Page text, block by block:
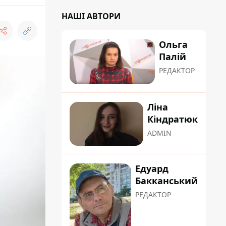
НАШІ АВТОРИ
Ольга
Палій
РЕДАКТОР
Ліна
Кіндратюк
ADMIN
Едуард
Бакканський
РЕДАКТОР